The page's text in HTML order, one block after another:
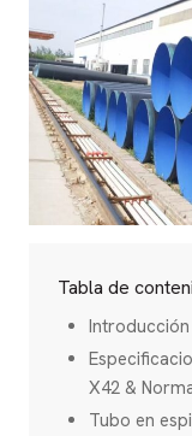
Tabla de
X42 &
Tubo en